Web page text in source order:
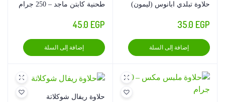
حلاوة تبلدي ابانوس (ليمون)
35.0 EGP
إضافة إلى السلة
طحنية كابتن ماجد – 250 جرام
45.0 EGP
إضافة إلى السلة
حلاوة ريفال شوكلاتة